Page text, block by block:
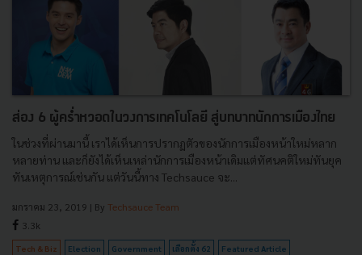
ส่อง 6 ผู้คร่ำหวอดในวงการเทคโนโลยี สู่บทบาทนักการเมืองไทย
ในช่วงที่ผ่านมานี้ เราได้เห็นการปรากฏตัวของนักการเมืองหน้าใหม่หลาก
หลายท่าน และก็ยังได้เห็นเหล่านักการเมืองหน้าเดิมแต่ทัศนคติใหม่ทันยุค
ทันเหตุการณ์เช่นกัน แต่วันนี้ทาง Techsauce จะ...
มกราคม 23, 2019 | By Techsauce Team
3.3k
Tech & Biz Election Government เลือกตั้ง 62 Featured Article